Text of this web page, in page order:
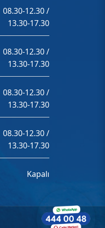
08.30-12.30 /
13.30-17.30
08.30-12.30 /
13.30-17.30
08.30-12.30 /
13.30-17.30
08.30-12.30 /
13.30-17.30
Kapalı